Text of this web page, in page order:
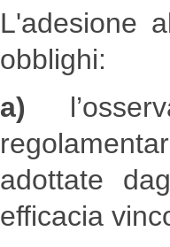
L'adesione
obblighi:
a)
adottate
efficacia